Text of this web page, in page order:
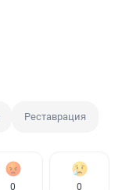
Реставрация
0 0